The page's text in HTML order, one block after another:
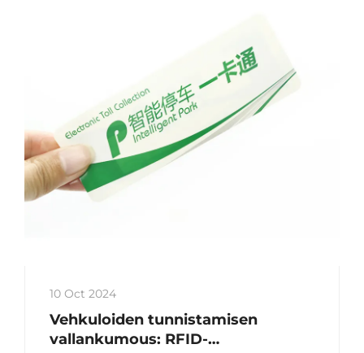
10 Oct 2024
Vehkuloiden tunnistamisen
vallankumous: RFID-